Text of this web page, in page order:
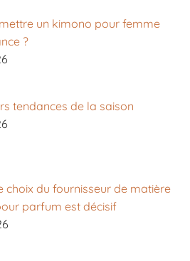
un kimono pour femme
?
tendances de la saison
choix du fournisseur de matière
parfum est décisif